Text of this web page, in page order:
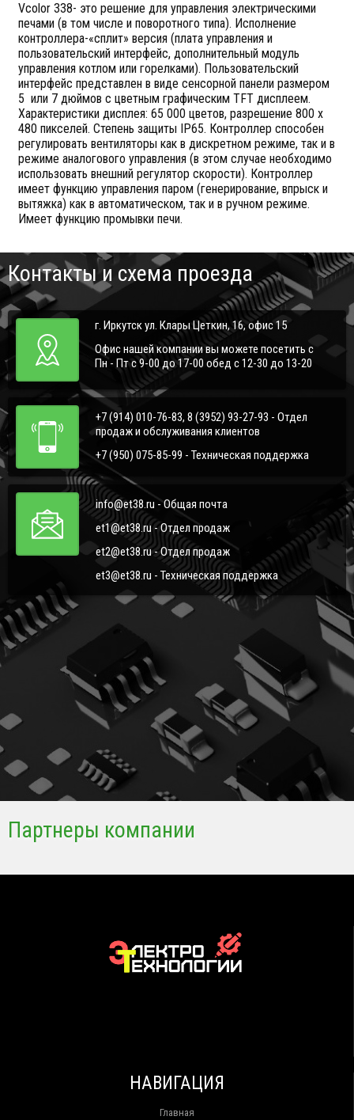
Vcolor 338- это решение для управления электрическими
печами (в том числе и поворотного типа). Исполнение
контроллера-«сплит» версия (плата управления и
пользовательский интерфейс, дополнительный модуль
управления котлом или горелками). Пользовательский
интерфейс представлен в виде сенсорной панели размером
5 или 7 дюймов с цветным графическим TFT дисплеем.
Характеристики дисплея: 65 000 цветов, разрешение 800 х
480 пикселей. Степень защиты IP65. Контроллер способен
регулировать вентиляторы как в дискретном режиме, так и в
режиме аналогового управления (в этом случае необходимо
использовать внешний регулятор скорости). Контроллер
имеет функцию управления паром (генерирование, впрыск и
вытяжка) как в автоматическом, так и в ручном режиме.
Имеет функцию промывки печи.
Контакты и схема проезда
г. Иркутск ул. Клары Цеткин, 16, офис 15
Офис нашей компании вы можете посетить с
Пн - Пт с 9-00 до 17-00 обед с 12-30 до 13-20
+7 (914) 010-76-83, 8 (3952) 93-27-93 - Отдел
продаж и обслуживания клиентов
+7 (950) 075-85-99 - Техническая поддержка
info@et38.ru - Общая почта
et1@et38.ru - Отдел продаж
et2@et38.ru - Отдел продаж
et3@et38.ru - Техническая поддержка
Партнеры компании
НАВИГАЦИЯ
Главная